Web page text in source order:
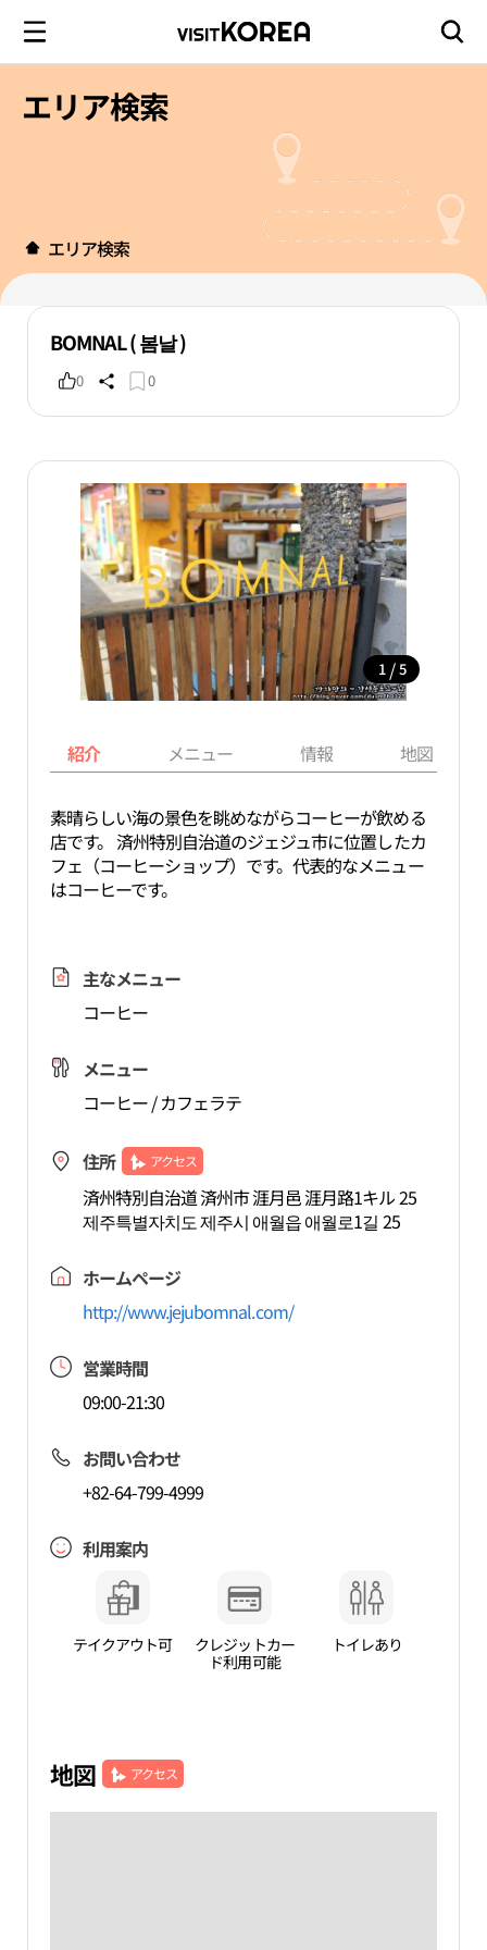
エリア検索
エリア検索
BOMNAL ( 봄날 )
0 0
1 / 5
紹介 メニュー 情報 地図
素晴らしい海の景色を眺めながらコーヒーが飲める
店です。 済州特別自治道のジェジュ市に位置したカ
フェ（コーヒーショップ）です。代表的なメニュー
はコーヒーです。
主なメニュー
コーヒー
メニュー
コーヒー / カフェラテ
住所 アクセス
済州特別自治道 済州市 涯月邑 涯月路1キル 25
제주특별자치도 제주시 애월읍 애월로1길 25
ホームページ
http://www.jejubomnal.com/
営業時間
09:00-21:30
お問い合わせ
+82-64-799-4999
利用案内
テイクアウト可
クレジットカー
ド利用可能
トイレあり
地図 アクセス